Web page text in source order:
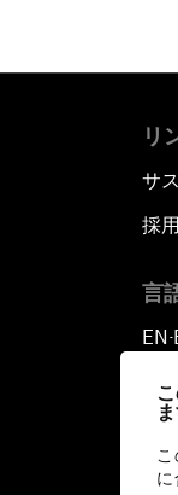
に
リ
サ
採
言
EN ▪